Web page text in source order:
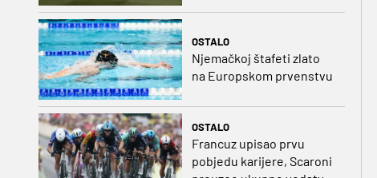
OSTALO
Njemačkoj štafeti zlato
na Europskom prvenstvu
OSTALO
Francuz upisao prvu
pobjedu karijere, Scaroni